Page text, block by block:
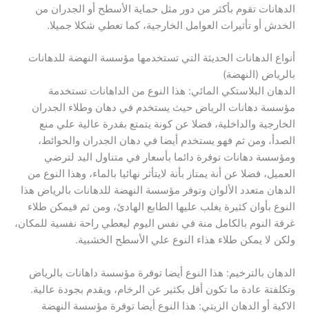
الدهانات تقوم بأكثر من دور مثل حماية الأسطح أو الجدران من
الخدش أو تأثيرات العوامل الخارجية، كما تعطي شكلا جميلا.
أنواع الدهانات الحديثة التي تستخدمها مؤسسة النهضة للدهانات
بالرياض (النهضة)
الدهان البلاستكي المائي: هذا النوع من الداهانات تستخدمة
مؤسسة دهانات الرياض حيث يستخدم في دهان وطلاء الجدران
الخارجية والداخلية، فضلا عن كونة يتمتع بقدرة عالية علي منع
الصدأ، ومن ثم فهو يستخدم أيضا في دهان الجدران والحوائط،
ومؤسسة دهانات توفرة دائما بأسعار في متناول اليد لترضي
العميل، فضلا عن أنة يمتاز بأنة لايتأثر نهائيا بالماء، وهذا النوع من
الدهان متعدد الألوان وتوفر مؤسسة النهضة للدهانات بالرياض هذا
النوع بأوان كثيرة يغلب عليها الطابع الهادئ، ومن ثم فيمكن طلاء
غرفة النوم بالكامل منة في نفس اليوم ليعطي راحة نفسية للمكان،
ولكن لا يمكن طلاء هذاء النوع علي الأسطح الخشبية.
الدهان بالترخيم: هذا النوع أيضا توفرة مؤسسة داهانات بالرياض
وتكلفتة عادة ما تكون أقل بكثير عن الرخام، ويقدم بجودة عالية.
الاكية أو الدهان الزيتي: هذا النوع أيضا توفرة مؤسسة النهضة